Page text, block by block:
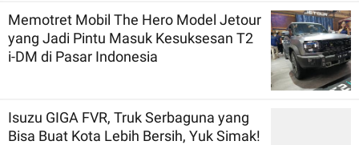
Memotret Mobil The Hero Model Jetour
yang Jadi Pintu Masuk Kesuksesan T2
i-DM di Pasar Indonesia
Isuzu GIGA FVR, Truk Serbaguna yang
Bisa Buat Kota Lebih Bersih, Yuk Simak!